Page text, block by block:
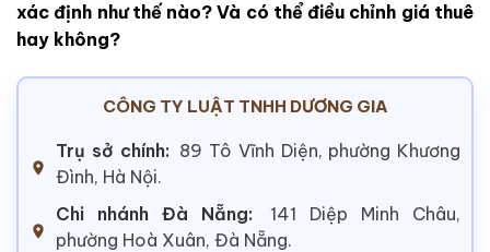
xác định như thế nào? Và có thể điều chỉnh giá thuê
hay không?
CÔNG TY LUẬT TNHH DƯƠNG GIA
Trụ sở chính: 89 Tô Vĩnh Diện, phường Khương
Đình, Hà Nội.
Chi nhánh Đà Nẵng:
141 Diệp Minh Châu,
phường Hoà Xuân, Đà Nẵng.